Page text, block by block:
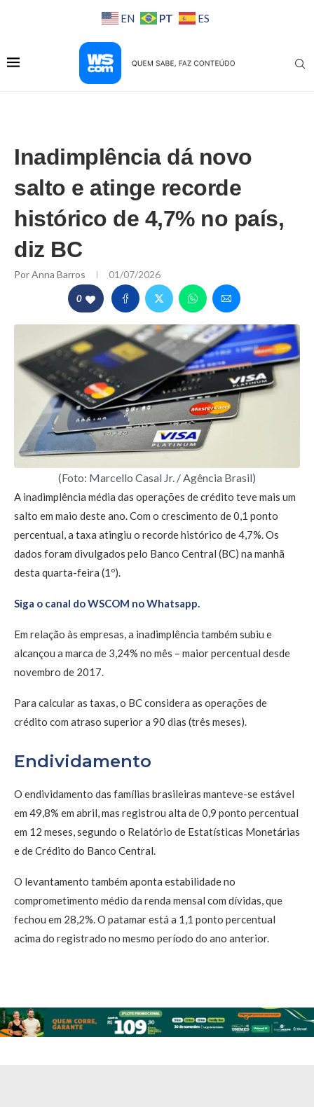
EN PT ES
Inadimplência dá novo
salto e atinge recorde
histórico de 4,7% no país,
diz BC
PorAnna Barros 01/07/2026
0
(Foto: Marcello Casal Jr. / Agência Brasil)
A inadimplência média das operações de crédito teve mais um
salto em maio deste ano. Com o crescimento de 0,1 ponto
percentual, a taxa atingiu o recorde histórico de 4,7%. Os
dados foram divulgados pelo Banco Central (BC) na manhã
desta quarta-feira (1º).
Siga o canal do WSCOM no Whatsapp.
Em relação às empresas, a inadimplência também subiu e
alcançou a marca de 3,24% no mês – maior percentual desde
novembro de 2017.
Para calcular as taxas, o BC considera as operações de
crédito com atraso superior a 90 dias (três meses).
Endividamento
O endividamento das famílias brasileiras manteve-se estável
em 49,8% em abril, mas registrou alta de 0,9 ponto percentual
em 12 meses, segundo o Relatório de Estatísticas Monetárias
e de Crédito do Banco Central.
O levantamento também aponta estabilidade no
comprometimento médio da renda mensal com dívidas, que
fechou em 28,2%. O patamar está a 1,1 ponto percentual
acima do registrado no mesmo período do ano anterior.